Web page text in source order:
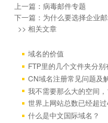
上一篇： 病毒邮件专题
下一篇： 为什么要选择企业
>> 相关文章
域名的价值
FTP里的几个文件夹分
CN域名注册常见问题及
我不需要那么大的空间
世界上网站总数已经超
什么是中文国际域名？